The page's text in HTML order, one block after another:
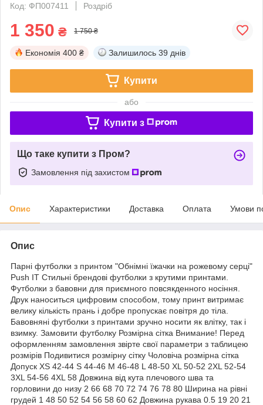
Код: ФП007411
Роздріб
1 350 ₴ 1 750 ₴
Економія 400 ₴ Залишилось 39 днів
Купити
або
Купити з
Що таке купити з Пром?
Замовлення під захистом
Опис Характеристики Доставка Оплата Умови
Опис
Парні футболки з принтом "Обнімні їжачки на рожевому серці"
Push IT Стильні брендові футболки з крутими принтами.
Футболки з бавовни для приємного повсякденного носіння.
Друк наноситься цифровим способом, тому принт витримає
велику кількість прань і добре пропускає повітря до тіла.
Бавовняні футболки з принтами зручно носити як влітку, так і
взимку. Замовити футболку Розмірна сітка Внимание! Перед
оформленням замовлення звірте свої параметри з таблицею
розмірів Подивитися розмірну сітку Чоловіча розмірна сітка
Допуск XS 42-44 S 44-46 M 46-48 L 48-50 XL 50-52 2XL 52-54
3XL 54-56 4XL 58 Довжина від кута плечового шва та
горловини до низу 2 66 68 70 72 74 76 78 80 Ширина на рівні
грудей 1 48 50 52 54 56 58 60 62 Довжина рукава 0.5 19 20 21